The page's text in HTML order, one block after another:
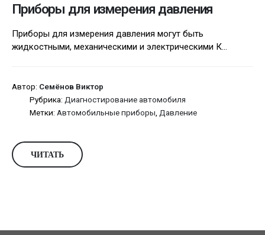
Приборы для измерения давления
Приборы для измерения давления могут быть
жидкостными, механическими и электрическими К...
Автор: Семёнов Виктор
Рубрика: Диагностирование автомобиля
Метки: Автомобильные приборы Давление
ЧИТАТЬ